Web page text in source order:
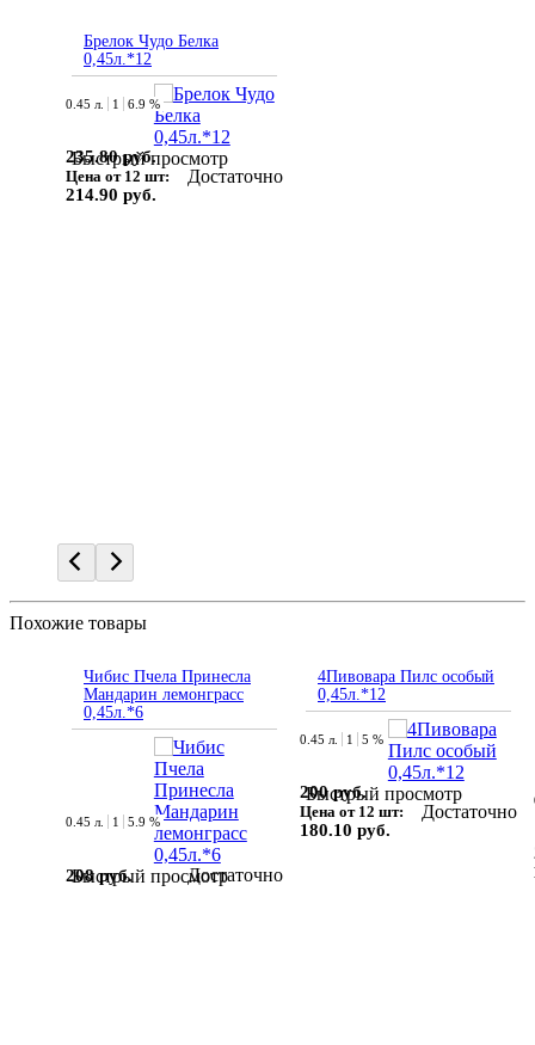
Брелок Чудо Белка
0,45л.*12
Быстрый просмотр
0.45 л. 1 6.9 %
235.80 руб.
Цена от 12 шт:
214.90 руб.
Достаточно
Похожие товары
Чибис Пчела Принесла
Мандарин лемонграсс
0,45л.*6
Быстрый просмотр
0.45 л. 1 5.9 %
208 руб. Достаточно
4Пивовара Пилс особый
0,45л.*12
Быстрый просмотр
0.45 л. 1 5 %
200 руб.
Цена от 12 шт:
180.10 руб.
Достаточно